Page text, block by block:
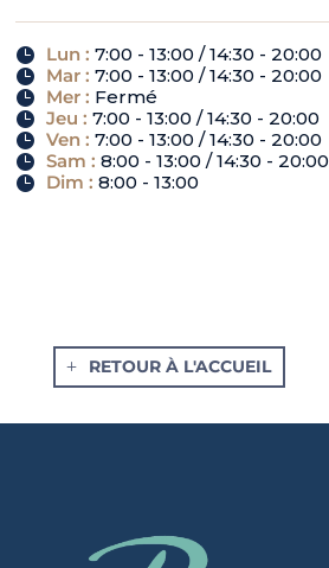
Lun:7:00 - 13:00 / 14:30 - 20:00
Mar:7:00 - 13:00 / 14:30 - 20:00
Mer: Fermé
Jeu:7:00 - 13:00 / 14:30 - 20:00
Ven:7:00 - 13:00 / 14:30 - 20:00
Sam:8:00 - 13:00 / 14:30 - 20:00
Dim:8:00 - 13:00
RETOUR À L'ACCUEIL